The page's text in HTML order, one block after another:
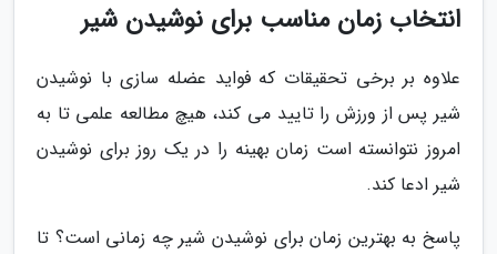
انتخاب زمان مناسب برای نوشیدن شیر
علاوه بر برخی تحقیقات که فواید عضله سازی با نوشیدن
شیر پس از ورزش را تایید می کند، هیچ مطالعه علمی تا به
امروز نتوانسته است زمان بهینه را در یک روز برای نوشیدن
شیر ادعا کند.
پاسخ به بهترین زمان برای نوشیدن شیر چه زمانی است؟ تا